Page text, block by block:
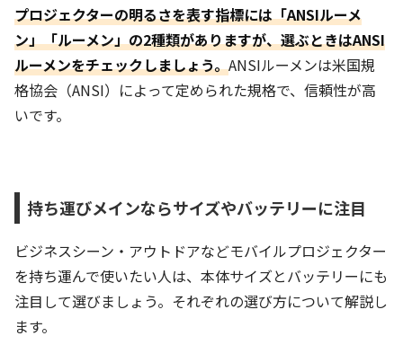
プロジェクターの明るさを表す指標には「ANSIルーメ
ン」「ルーメン」の2種類がありますが、選ぶときはANSI
ルーメンをチェックしましょう。ANSIルーメンは米国規
格協会（ANSI）によって定められた規格で、信頼性が高
いです。
持ち運びメインならサイズやバッテリーに注目
ビジネスシーン・アウトドアなどモバイルプロジェクター
を持ち運んで使いたい人は、本体サイズとバッテリーにも
注目して選びましょう。それぞれの選び方について解説し
ます。